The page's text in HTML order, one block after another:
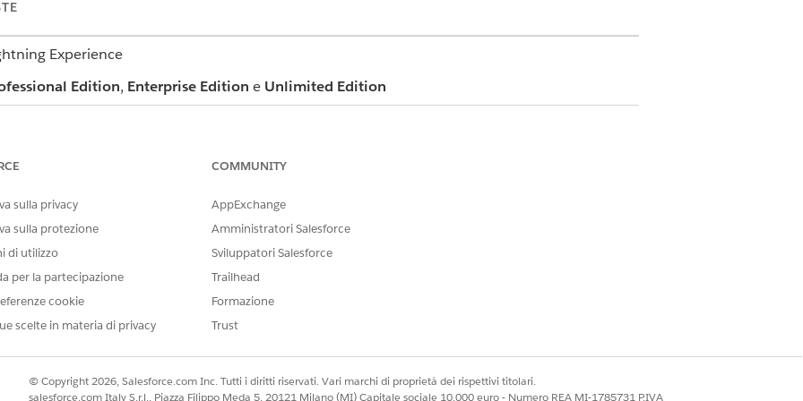
Experience
Edition, Enterprise Edition e Unlimited Edition
per l'intervallo di tempo selezionato e un riepilogo delle entrate e delle spese per
Questa è la FlexCard di livello massimo, che può essere aggiunta alla pagina di un record
Integration Procedure
FlexCard
in un grafico a barre per l'intervallo di tempo selezionato.
sulla privacy
sulla protezione
di utilizzo
per la partecipazione
cookie
scelte in materia di privacy
COMMUNITY
AppExchange
Amministratori Salesforce
Sviluppatori Salesforce
Trailhead
Formazione
Trust
© Copyright 2026, Salesforce.com Inc. Tutti i diritti riservati. Vari marchi di proprietà dei rispettivi titolari.
salesforce.com Italy S.r.l., Piazza Filippo Meda 5, 20121 Milano (MI) Capitale sociale 10.000 euro - Numero REA MI-1785731 P.IVA